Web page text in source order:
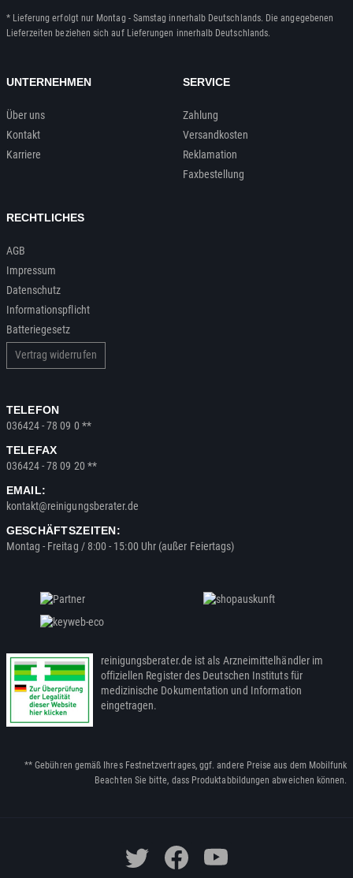
* Lieferung erfolgt nur Montag - Samstag innerhalb Deutschlands. Die angegebenen
Lieferzeiten beziehen sich auf Lieferungen innerhalb Deutschlands.
UNTERNEHMEN
Über uns
Kontakt
Karriere
SERVICE
Zahlung
Versandkosten
Reklamation
Faxbestellung
RECHTLICHES
AGB
Impressum
Datenschutz
Informationspflicht
Batteriegesetz
Vertrag widerrufen
TELEFON
036424 - 78 09 0 **
TELEFAX
036424 - 78 09 20 **
EMAIL:
kontakt@reinigungsberater.de
GESCHÄFTSZEITEN:
Montag - Freitag / 8:00 - 15:00 Uhr (außer Feiertags)
reinigungsberater.de ist als Arzneimittelhändler im
offiziellen Register des Deutschen Instituts für
medizinische Dokumentation und Information
eingetragen.
** Gebühren gemäß Ihres Festnetzvertrages, ggf. andere Preise aus dem Mobilfunk
Beachten Sie bitte, dass Produktabbildungen abweichen können.